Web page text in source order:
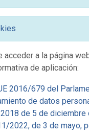
acceder a la página
de aplicación:
2016/679 del
de datos
de 5 de
2022, de 3 de mayo,